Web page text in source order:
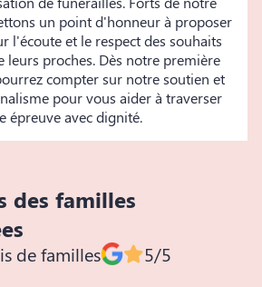
un point d'honneur à proposer
l'écoute et le respect des souhaits
leurs proches. Dès notre première
compter sur notre soutien et
pour vous aider à traverser
épreuve avec dignité.
des familles
de familles 5/5